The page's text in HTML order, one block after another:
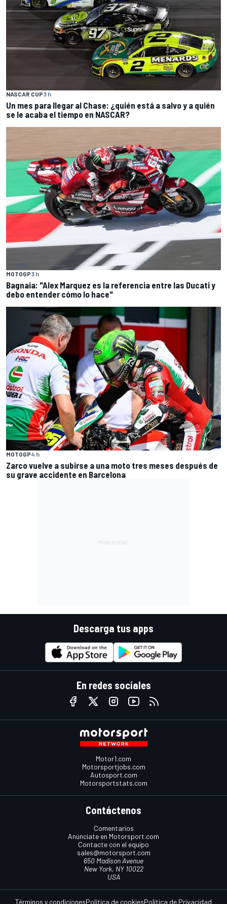
NASCAR CUP3 h
Un mes para llegar al Chase: ¿quién está a salvo y a quién
se le acaba el tiempo en NASCAR?
MOTOGP3 h
Bagnaia: "Alex Marquez es la referencia entre las Ducati y
debo entender cómo lo hace"
MOTOGP4 h
Zarco vuelve a subirse a una moto tres meses después de
su grave accidente en Barcelona
Descarga tus apps
En redes sociales
Motor1.com
Motorsportjobs.com
Autosport.com
Motorsportstats.com
Contáctenos
Comentarios
Anúnciate en Motorsport.com
Contacte con el equipo
sales@motorsport.com
650 Madison Avenue
New York, NY 10022
USA
Términos y condicionesPolítica de cookiesPolítica de Privacidad